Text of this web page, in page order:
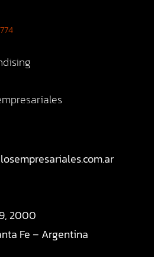
2000
Fe – Argentina